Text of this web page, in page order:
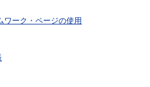
ワーク・ページの使用